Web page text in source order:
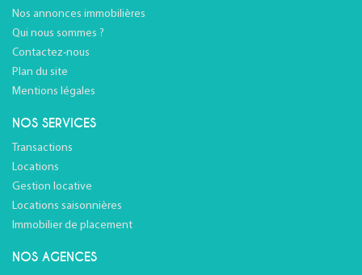
Nos annonces immobilières
Qui nous sommes ?
Contactez-nous
Plan du site
Mentions légales
NOS SERVICES
Transactions
Locations
Gestion locative
Locations saisonnières
Immobilier de placement
NOS AGENCES